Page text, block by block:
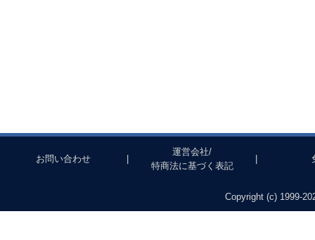
お問い合わせ
運営会社/
特商法に基づく表記
Copyright (c) 1999-